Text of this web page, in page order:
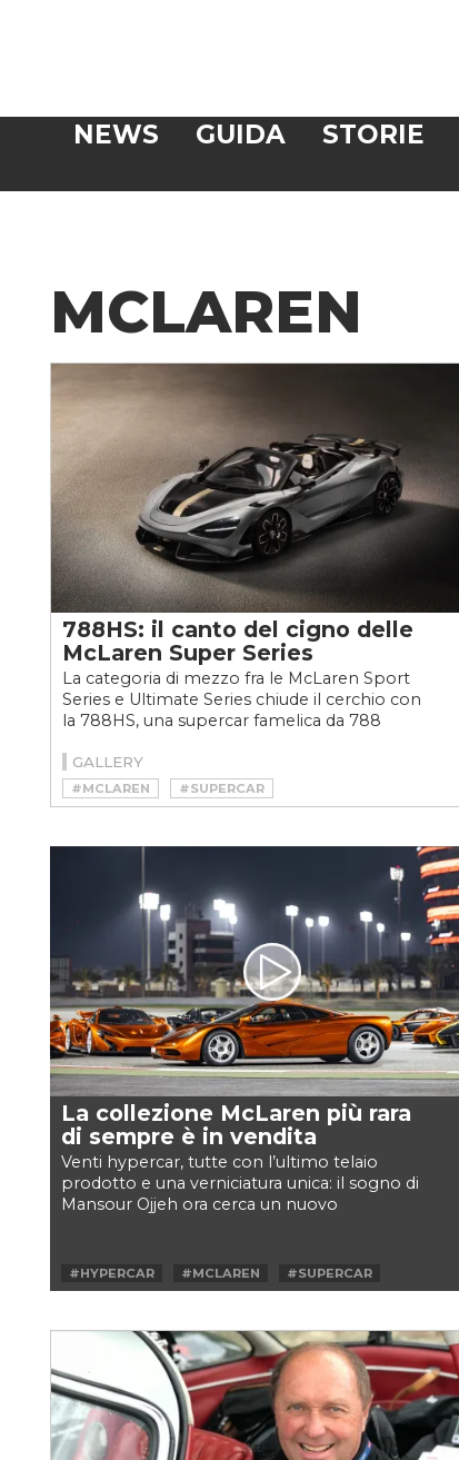
NEWS GUIDA STORIE
MCLAREN
788HS: il canto del cigno delle
McLaren Super Series
La categoria di mezzo fra le McLaren Sport
Series e Ultimate Series chiude il cerchio con
la 788HS, una supercar famelica da 788
GALLERY
#MCLAREN #SUPERCAR
La collezione McLaren più rara
di sempre è in vendita
Venti hypercar, tutte con l’ultimo telaio
prodotto e una verniciatura unica: il sogno di
Mansour Ojjeh ora cerca un nuovo
#HYPERCAR #MCLAREN #SUPERCAR